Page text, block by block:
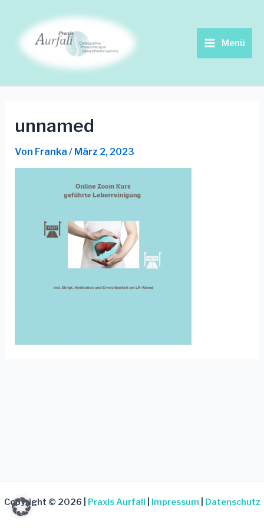
springen
Menu
Menü
unnamed
Von Franka / März 2, 2023
Copyright © 2026 | Praxis Aurfali Impressum Datenschutz